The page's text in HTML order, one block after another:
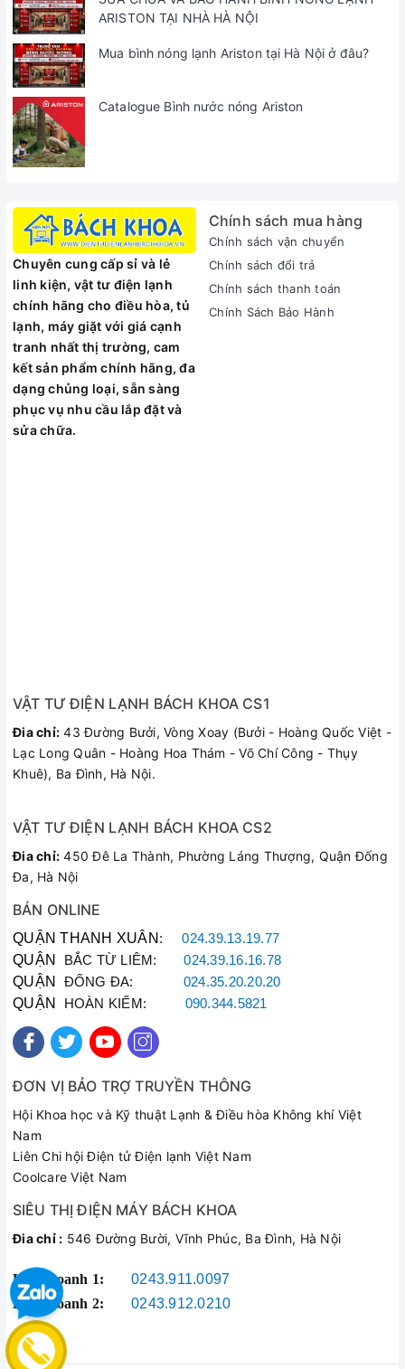
ARISTON TẠI NHÀ HÀ NỘI
Mua bình nóng lạnh Ariston tại Hà Nội ở đâu?
Catalogue Bình nước nóng Ariston
Chuyên cung cấp sỉ và lẻ
linh kiện, vật tư điện lạnh
chính hãng cho điều hòa, tủ
lạnh, máy giặt với giá cạnh
tranh nhất thị trường, cam
kết sản phẩm chính hãng, đa
dạng chủng loại, sẵn sàng
phục vụ nhu cầu lắp đặt và
sửa chữa.
Chính sách mua hàng
Chính sách vận chuyển
Chính sách đổi trả
Chính sách thanh toán
Chính Sách Bảo Hành
VẬT TƯ ĐIỆN LẠNH BÁCH KHOA CS1
Đia chỉ: 43 Đường Bưởi, Vòng Xoay (Bưởi - Hoàng Quốc Việt -
Lạc Long Quân - Hoàng Hoa Thám - Võ Chí Công - Thụy
Khuê), Ba Đình, Hà Nội.
VẬT TƯ ĐIỆN LẠNH BÁCH KHOA CS2
Đia chỉ: 450 Đê La Thành, Phường Láng Thượng, Quận Đống
Đa, Hà Nội
BÁN ONLINE
QUẬN THANH XUÂN :024.39.13.19.77
QUẬN BẮC TỪ LIÊM:024.39.16.16.78
QUẬN ĐỐNG ĐA: 024.35.20.20.20
QUẬN HOÀN KIẾM: 090.344.5821
ĐƠN VỊ BẢO TRỢ TRUYỀN THÔNG
Hội Khoa học và Kỹ thuật Lạnh & Điều hòa Không khí Việt
Nam
Liên Chi hội Điện tử Điện lạnh Việt Nam
Coolcare Việt Nam
SIÊU THỊ ĐIỆN MÁY BÁCH KHOA
Đia chỉ : 546 Đường Bười, Vĩnh Phúc, Ba Đình, Hà Nội
Kinh doanh 1:
0243.911.0097
Kinh doanh 2:
0243.912.0210